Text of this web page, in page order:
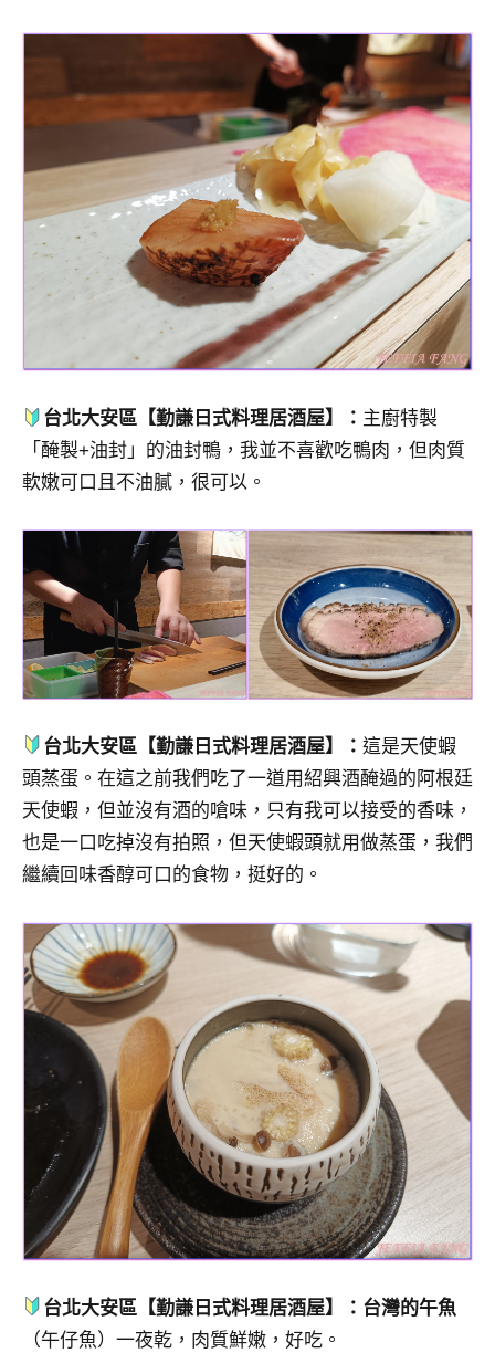
台北大安區【勤謙日式料理居酒屋】： 主廚特製
「醃製+油封」的油封鴨，我並不喜歡吃鴨肉，但肉質
軟嫩可口且不油膩，很可以。
台北大安區【勤謙日式料理居酒屋】：這是天使蝦
頭蒸蛋。在這之前我們吃了一道用紹興酒醃過的阿根廷
天使蝦，但並沒有酒的嗆味，只有我可以接受的香味，
也是一口吃掉沒有拍照，但天使蝦頭就用做蒸蛋，我們
繼續回味香醇可口的食物，挺好的。
台北大安區【勤謙日式料理居酒屋】：台灣的午魚
（午仔魚）一夜乾，肉質鮮嫩，好吃。